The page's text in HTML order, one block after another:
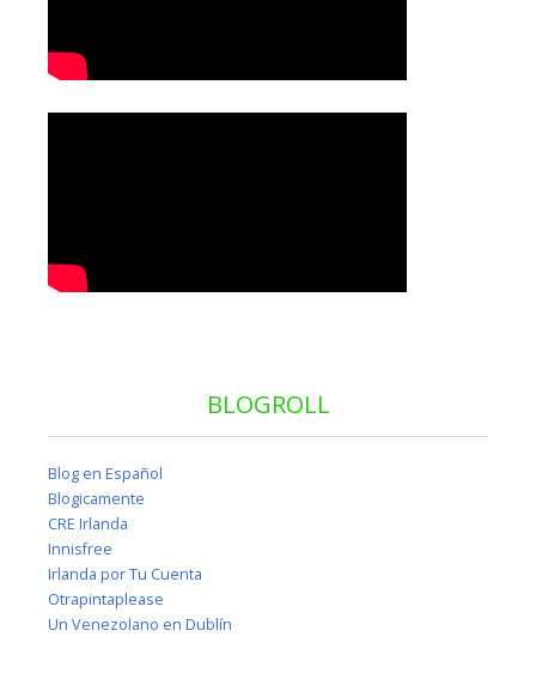
BLOGROLL
Blog en Español
Blogicamente
CRE Irlanda
Innisfree
Irlanda por Tu Cuenta
Otrapintaplease
Un Venezolano en Dublín